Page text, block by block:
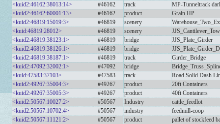
<kuid2:46162:38013:14>
#46162 track
MP-Tunneltrack
<kuid2:46162:60001:13>
#46162 product
Grain HP
<kuid2:46819:15019:3>
#46819 scenery
<kuid:46819:28012>
#46819 scenery
<kuid2:46819:38123:1>
#46819 bridge
JJS_Plate_Girder
<kuid2:46819:38126:1>
#46819 bridge
<kuid2:46819:38187:1>
#46819 track
Girder_Bridge
<kuid2:47092:32002:1>
#47092 bridge
<kuid:47583:37103>
#47583 track
Road Solid Dash
<kuid2:49267:35004:3>
#49267 product
20ft Containers
<kuid2:49267:35005:3>
#49267 product
40ft Containers
<kuid2:50567:10027:2>
#50567 Industry
cattle_feedlot
<kuid2:50567:10702:4>
#50567 industry
feedmill-coop
<kuid2:50567:11121:2>
#50567 product
pallet of stockfeed